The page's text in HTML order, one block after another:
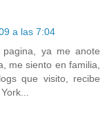
a las 7:04
ya me anote
me siento en familia,
que visito, recibe